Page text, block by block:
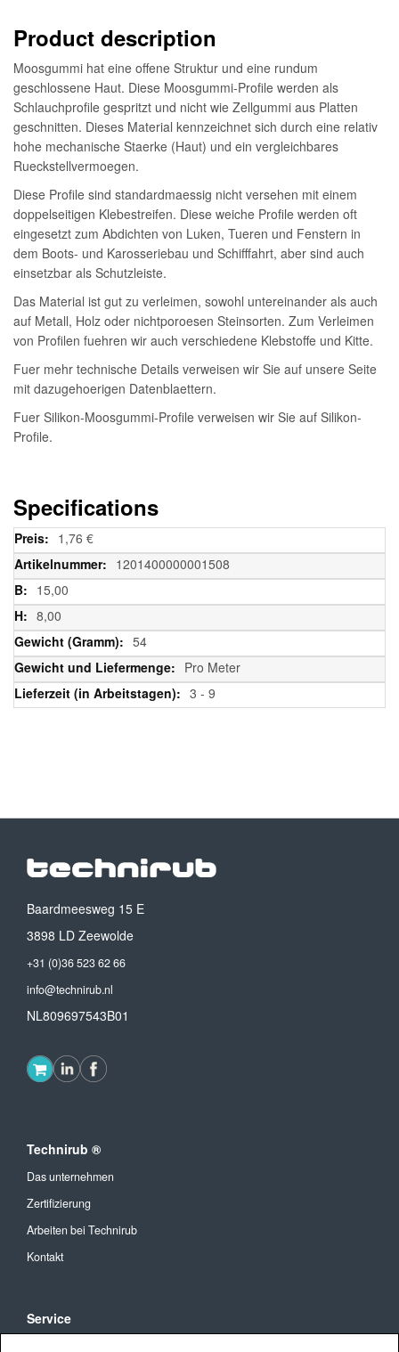
Product description
Moosgummi hat eine offene Struktur und eine rundum
geschlossene Haut. Diese Moosgummi-Profile werden als
Schlauchprofile gespritzt und nicht wie Zellgummi aus Platten
geschnitten. Dieses Material kennzeichnet sich durch eine relativ
hohe mechanische Staerke (Haut) und ein vergleichbares
Rueckstellvermoegen.
Diese Profile sind standardmaessig nicht versehen mit einem
doppelseitigen Klebestreifen. Diese weiche Profile werden oft
eingesetzt zum Abdichten von Luken, Tueren und Fenstern in
dem Boots- und Karosseriebau und Schifffahrt, aber sind auch
einsetzbar als Schutzleiste.
Das Material ist gut zu verleimen, sowohl untereinander als auch
auf Metall, Holz oder nichtporoesen Steinsorten. Zum Verleimen
von Profilen fuehren wir auch verschiedene Klebstoffe und Kitte.
Fuer mehr technische Details verweisen wir Sie auf unsere Seite
mit dazugehoerigen Datenblaettern.
Fuer Silikon-Moosgummi-Profile verweisen wir Sie auf Silikon-
Profile.
Specifications
Weitere
Informationen
1,76 €
1201400000001508
15,00
8,00
54
Pro Meter
3 - 9
Baardmeesweg 15 E
3898 LD Zeewolde
+31 (0)36 523 62 66
info@technirub.nl
NL809697543B01
Technirub ®
Das unternehmen
Zertifizierung
Arbeiten bei Technirub
Kontakt
Service